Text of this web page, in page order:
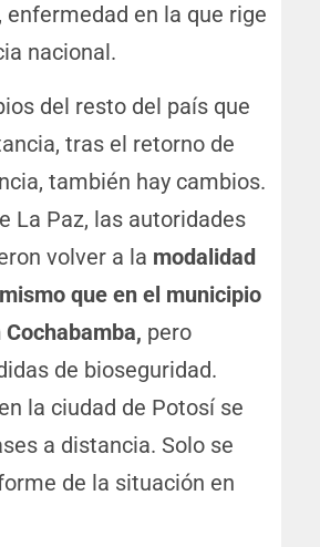
enfermedad en la que rige
nacional.
del resto del país que
tras el retorno de
también hay cambios.
La Paz, las autoridades
volver a la modalidad
que en el municipio
pero
de bioseguridad.
la ciudad de Potosí se
a distancia. Solo se
de la situación en